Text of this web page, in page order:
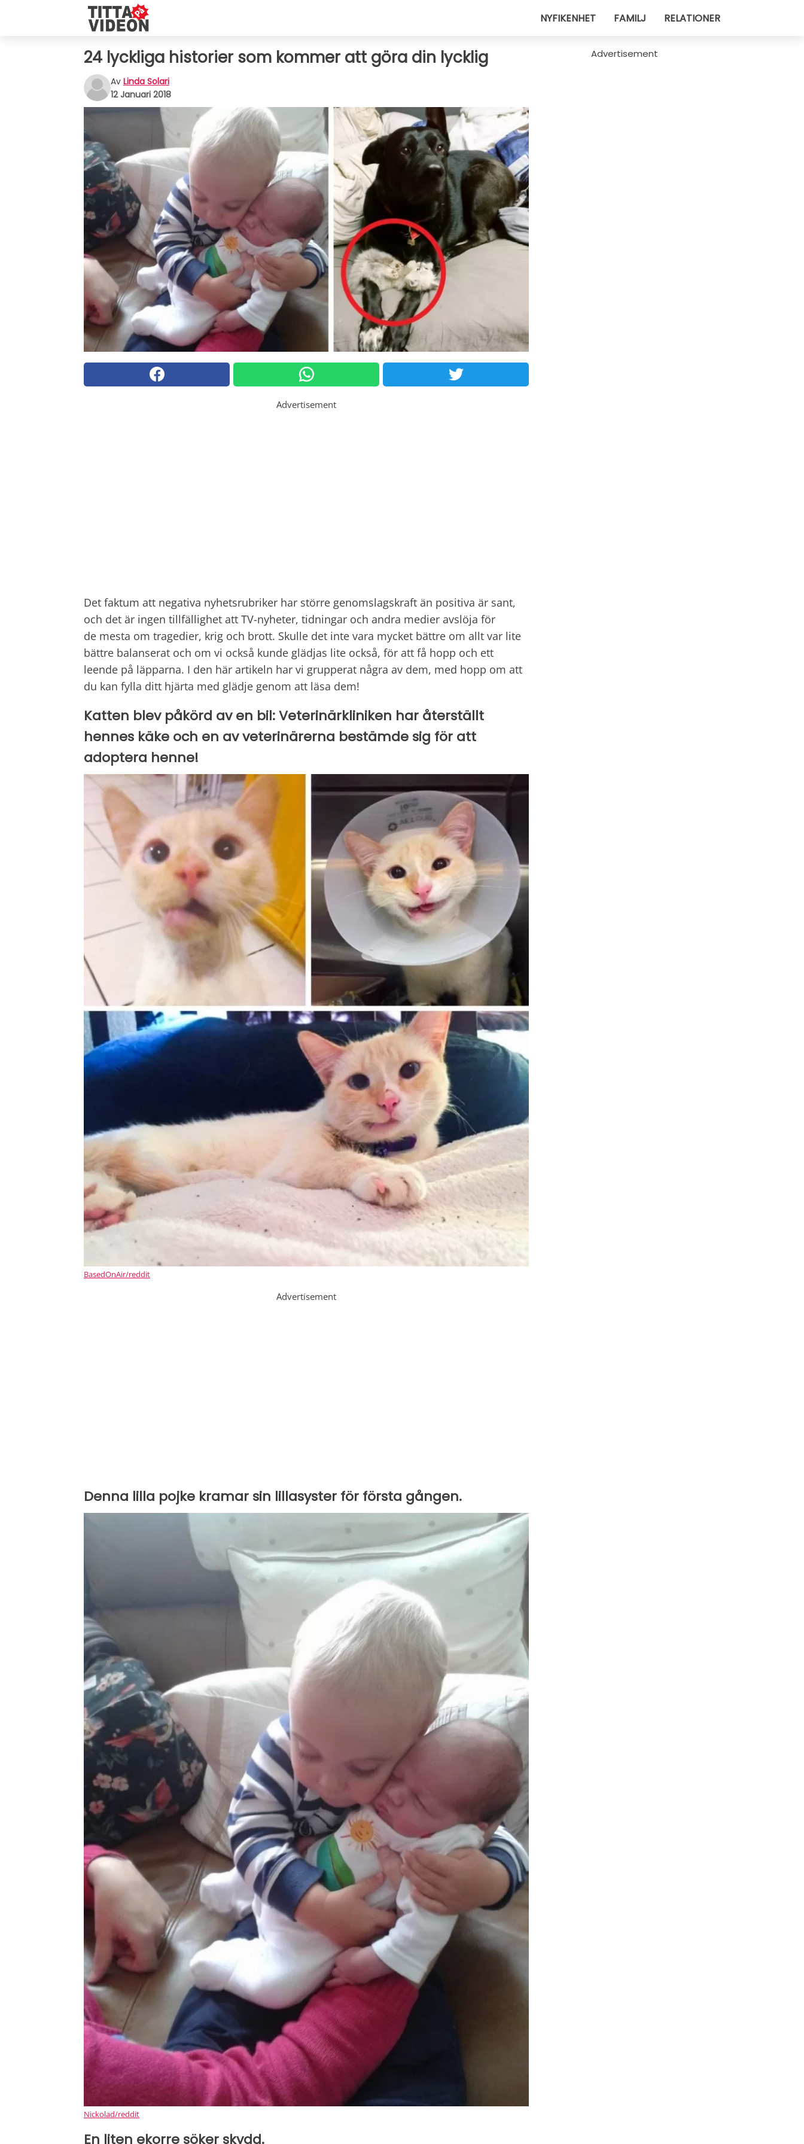
NYFIKENHET FAMILJ RELATIONER
24 lyckliga historier som kommer att göra din lycklig
Av Linda Solari
12 Januari 2018
Advertisement
Det faktum att negativa nyhetsrubriker har större genomslagskraft än positiva är sant,
och det är ingen tillfällighet att TV-nyheter, tidningar och andra medier avslöja för
de mesta om tragedier, krig och brott. Skulle det inte vara mycket bättre om allt var lite
bättre balanserat och om vi också kunde glädjas lite också, för att få hopp och ett
leende på läpparna. I den här artikeln har vi grupperat några av dem, med hopp om att
du kan fylla ditt hjärta med glädje genom att läsa dem!
Katten blev påkörd av en bil: Veterinärkliniken har återställt
hennes käke och en av veterinärerna bestämde sig för att
adoptera henne!
BasedOnAir/reddit
Advertisement
Denna lilla pojke kramar sin lillasyster för första gången.
Nickolad/reddit
En liten ekorre söker skydd.
Advertisement